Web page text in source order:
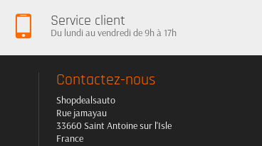
Service client
Du lundi au vendredi de 9h à 17h
Contactez-nous
Shopdealsauto
Rue jamayau
33660 Saint Antoine sur l'Isle
France